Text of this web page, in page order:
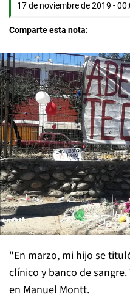
17 de noviembre de 2019 -
Comparte esta nota:
"En marzo, mi hijo se
clínico y banco de
en Manuel Montt.